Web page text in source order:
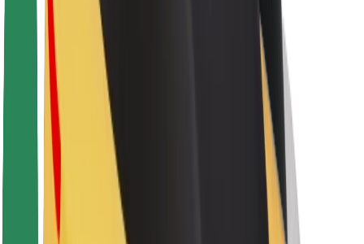
Novosti
Smjernice za brend
Odnosi s investitorima
Vodstvo
Urban Fund
Sigurnost